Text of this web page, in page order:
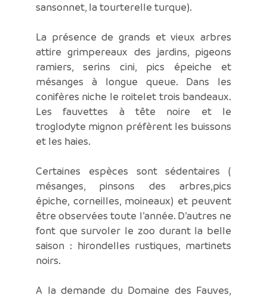
sansonnet, la tourterelle turque).
La présence de grands et vieux arbres
attire grimpereaux des jardins, pigeons
ramiers, serins cini, pics épeiche et
mésanges à longue queue. Dans les
conifères niche le roitelet trois bandeaux.
Les fauvettes à tête noire et le
troglodyte mignon préfèrent les buissons
et les haies.
Certaines espèces sont sédentaires (
mésanges, pinsons des arbres,pics
épiche, corneilles, moineaux) et peuvent
être observées toute l’année. D’autres ne
font que survoler le zoo durant la belle
saison : hirondelles rustiques, martinets
noirs.
A la demande du Domaine des Fauves,